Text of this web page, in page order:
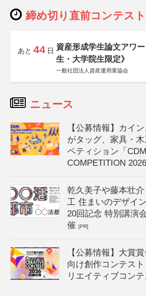
締め切り直前コンテスト
あと 44 日 資産形成学生論文アワ
生・大学院生限定》
一般社団法人資産運用業協会
ニュース
【公募情報】カイ
がタッグ、家具・
ペティション「
COMPETITION
乾久美子や藤本壮
工 住まいのデザイ
20回記念 特別講演
催[PR]
【公募情報】大賞
向け創作コンテス
リエイティブコン